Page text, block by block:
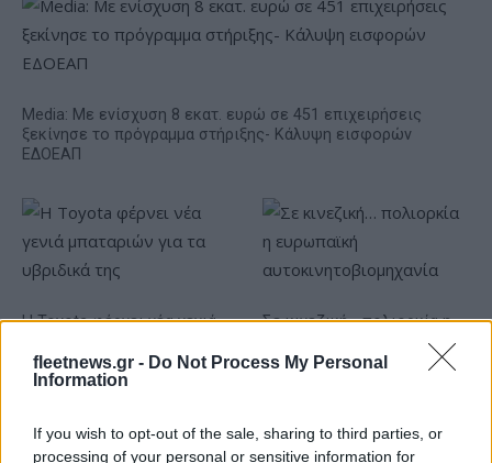
fleetnews.gr - Do Not Process My Personal
Information
If you wish to opt-out of the sale, sharing to third parties, or
processing of your personal or sensitive information for
Media: Με ενίσχυση 8 εκατ. ευρώ σε 451 επιχειρήσεις
ξεκίνησε το πρόγραμμα στήριξης- Κάλυψη εισφορών
ΕΔΟΕΑΠ
Η Toyota φέρνει νέα γενιά
της
Σε κινεζική… πολιορκία η
αυτοκινητοβιομηχανία